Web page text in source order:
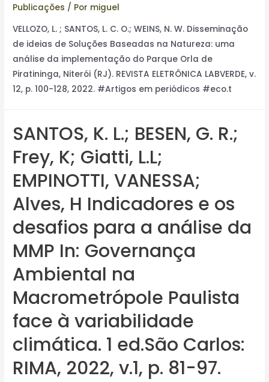
Publicações / Por miguel
VELLOZO, L. ; SANTOS, L. C. O.; WEINS, N. W. Disseminação
de ideias de Soluções Baseadas na Natureza: uma
análise da implementação do Parque Orla de
Piratininga, Niterói (RJ). REVISTA ELETRÔNICA LABVERDE, v.
12, p. 100-128, 2022. #Artigos em periódicos #eco.t
SANTOS, K. L.; BESEN, G. R.;
Frey, K; Giatti, L.L;
EMPINOTTI, VANESSA;
Alves, H Indicadores e os
desafios para a análise da
MMP In: Governança
Ambiental na
Macrometrópole Paulista
face à variabilidade
climática. 1 ed.São Carlos:
RIMA, 2022, v.1, p. 81-97.